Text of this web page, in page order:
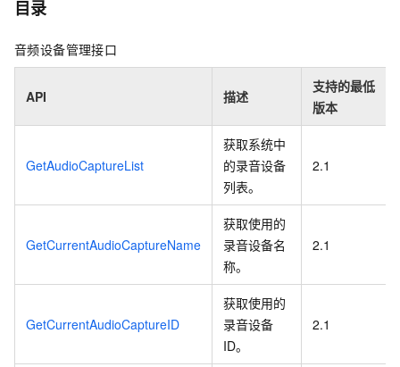
目录
音频设备管理接口
API 描述
支持的最低
版本
GetAudioCaptureList
获取系统中
的录音设备
列表。
2.1
GetCurrentAudioCaptureName
获取使用的
录音设备名
称。
2.1
GetCurrentAudioCaptureID
获取使用的
录音设备
ID。
2.1